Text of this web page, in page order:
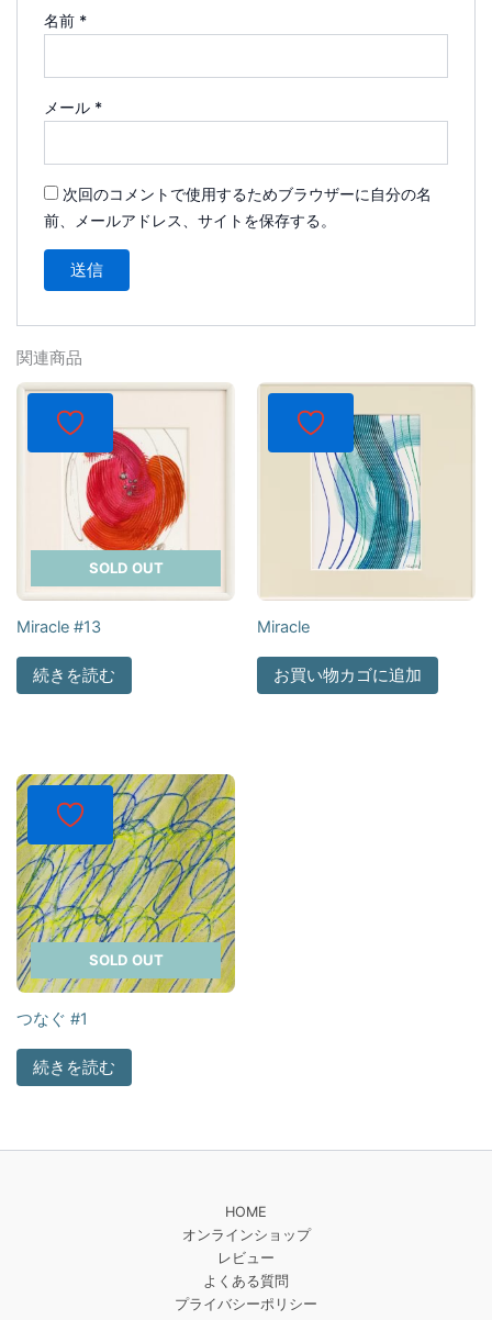
名前 *
メール *
次回のコメントで使用するためブラウザーに自分の名
前、メールアドレス、サイトを保存する。
関連商品
SOLD OUT
Miracle #13
続きを読む
Miracle
お買い物カゴに追加
SOLD OUT
つなぐ #1
続きを読む
HOME
オンラインショップ
レビュー
よくある質問
プライバシーポリシー